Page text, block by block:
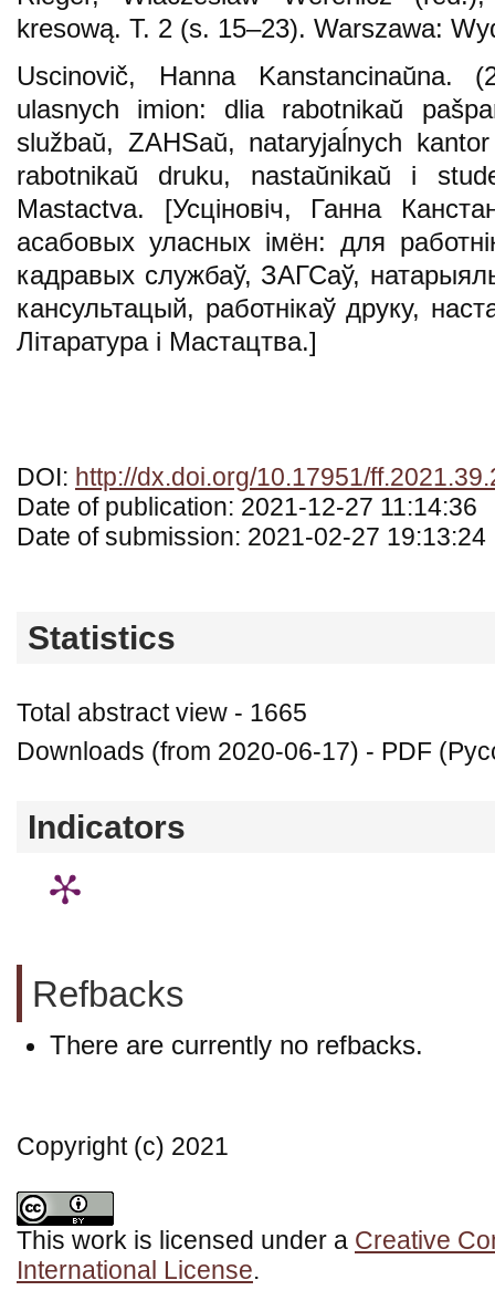
kresową. T. 2 (s. 15–23). Warszawa:
Uscinovič, Hanna Kanstancinaŭna.
ulasnych imion: dlia rabotnikaŭ
službaŭ, ZAHSaŭ, nataryjaĺnych
rabotnikaŭ druku, nastaŭnikaŭ i
Mastactva. [Усціновіч, Ганна
асабовых уласных імён: для
кадравых службаў, ЗАГСаў,
кансультацый, работнікаў друку,
Літаратура і Мастацтва.]
DOI: http://dx.doi.org/10.17951/
Date of publication: 2021-12-27 11:14:36
Date of submission: 2021-02-27 19:13:24
Statistics
Total abstract view - 1665
Downloads (from 2020-06-17) - PDF
Indicators
Refbacks
There are currently no refbacks.
Copyright (c) 2021
This work is licensed under a Creative
International License.